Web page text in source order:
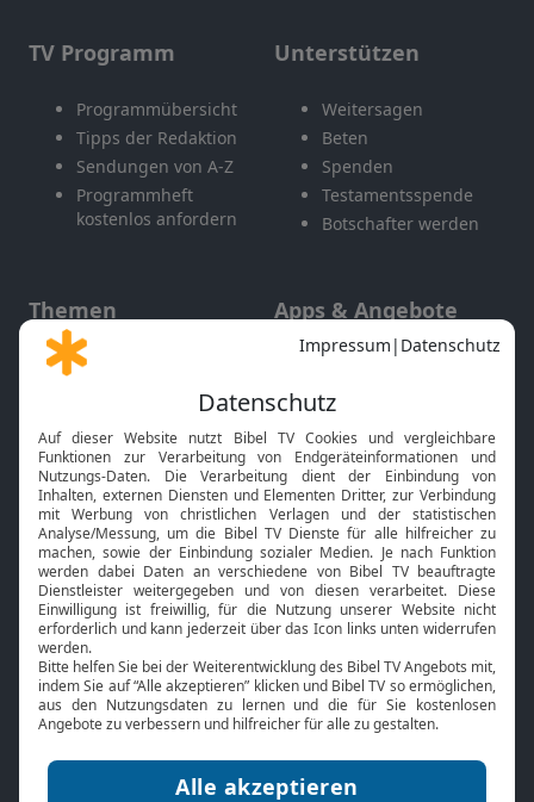
TV Programm
Programmübersicht
Tipps der Redaktion
Sendungen von A-Z
Programmheft
kostenlos anfordern
Unterstützen
Weitersagen
Beten
Spenden
Testamentsspende
Botschafter werden
Themen
Gott und Bibel erklärt
Neuigkeiten
Apps & Angebote
Mobile App
Smart TV
HbbTV
Bibelthek Online-Bibel
Nächster Gottesdienst
Bibel TV
Über uns
Jobs
Mediadaten
Service
Kontakt
TV-Empfang